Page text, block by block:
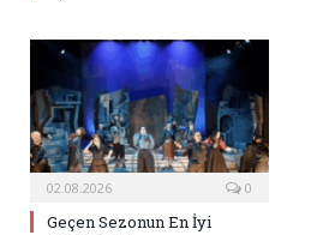
02.08.2026 0
Geçen Sezonun En İyi